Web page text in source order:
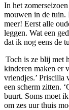
In het
mouwen in de tuin.
meer! Eerst alle
leggen. Wat een
dat ik nog eens de
Toch is ze blij met
kinderen maken er
vriendjes.’ Priscilla
een scherm zitten.
buurt. Soms moet
om zes uur thuis